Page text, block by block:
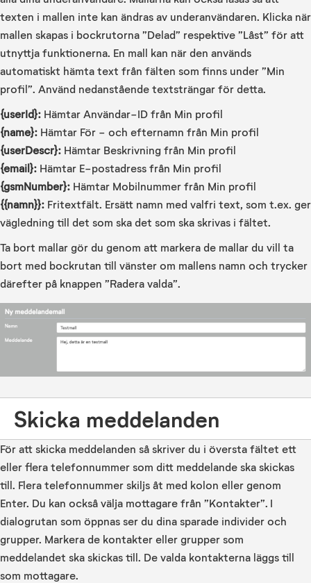
texten i mallen inte kan ändras av underanvändaren. Klicka när
mallen skapas i bockrutorna ”Delad” respektive ”Låst” för att
utnyttja funktionerna. En mall kan när den används
automatiskt hämta text från fälten som finns under ”Min
profil”. Använd nedanstående textsträngar för detta.
{userId}: Hämtar Användar-ID från Min profil
{name}: Hämtar För - och efternamn från Min profil
{userDescr}: Hämtar Beskrivning från Min profil
{email}: Hämtar E-postadress från Min profil
{gsmNumber}: Hämtar Mobilnummer från Min profil
{{namn}}: Fritextfält. Ersätt namn med valfri text, som t.ex. ger
vägledning till det som ska det som ska skrivas i fältet.
Ta bort mallar gör du genom att markera de mallar du vill ta
bort med bockrutan till vänster om mallens namn och trycker
därefter på knappen ”Radera valda”.
Skicka meddelanden
För att skicka meddelanden så skriver du i översta fältet ett
eller flera telefonnummer som ditt meddelande ska skickas
till. Flera telefonnummer skiljs åt med kolon eller genom
Enter. Du kan också välja mottagare från ”Kontakter”. I
dialogrutan som öppnas ser du dina sparade individer och
grupper. Markera de kontakter eller grupper som
meddelandet ska skickas till. De valda kontakterna läggs till
som mottagare.